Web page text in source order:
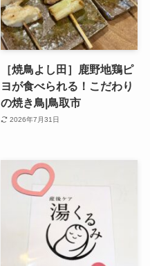
［焼鳥よし田］鹿野地鶏ピ
ヨが食べられる！こだわり
の焼き鳥|鳥取市
2026年7月31日